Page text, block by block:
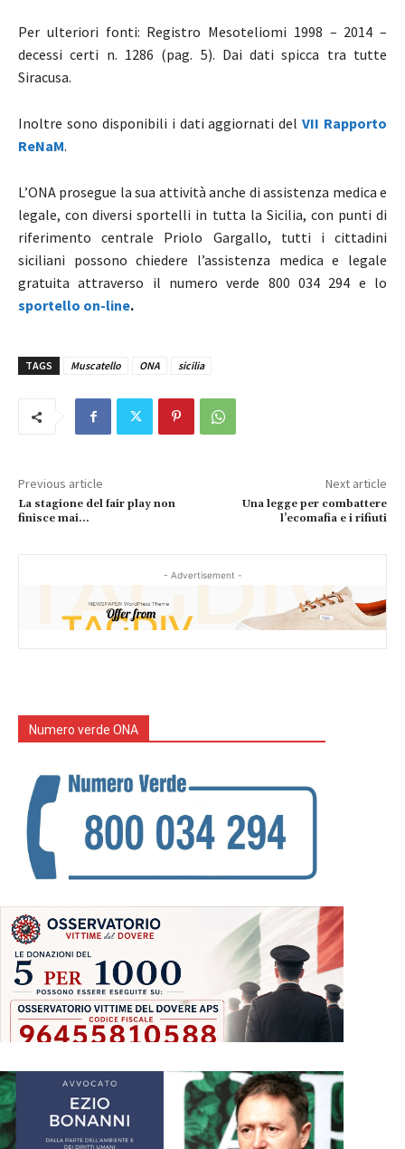
Per ulteriori fonti: Registro Mesoteliomi 1998 – 2014 –
decessi certi n. 1286 (pag. 5). Dai dati spicca tra tutte
Siracusa.
Inoltre sono disponibili i dati aggiornati delVII Rapporto
ReNaM.
L’ONA prosegue la sua attività anche di assistenza medica e
legale, con diversi sportelli in tutta la Sicilia, con punti di
riferimento centrale Priolo Gargallo, tutti i cittadini
siciliani possono chiedere l’assistenza medica e legale
gratuita attraverso il numero verde 800 034 294 e lo
sportello on-line.
TAGS Muscatello ONA sicilia
Previous article
La stagione del fair play non
finisce mai…
Next article
Una legge per combattere
l’ecomafia e i rifiuti
- Advertisement -
Numero verde ONA